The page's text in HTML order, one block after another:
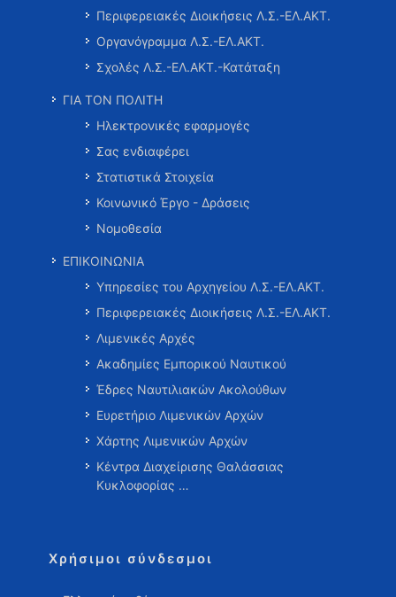
Περιφερειακές Διοικήσεις Λ.Σ.-ΕΛ.ΑΚΤ.
Οργανόγραμμα Λ.Σ.-ΕΛ.ΑΚΤ.
Σχολές Λ.Σ.-ΕΛ.ΑΚΤ.-Κατάταξη
ΓΙΑ ΤΟΝ ΠΟΛΙΤΗ
Ηλεκτρονικές εφαρμογές
Σας ενδιαφέρει
Στατιστικά Στοιχεία
Κοινωνικό Έργο - Δράσεις
Νομοθεσία
ΕΠΙΚΟΙΝΩΝΙΑ
Υπηρεσίες του Αρχηγείου Λ.Σ.-ΕΛ.ΑΚΤ.
Περιφερειακές Διοικήσεις Λ.Σ.-ΕΛ.ΑΚΤ.
Λιμενικές Αρχές
Ακαδημίες Εμπορικού Ναυτικού
Έδρες Ναυτιλιακών Ακολούθων
Ευρετήριο Λιμενικών Αρχών
Χάρτης Λιμενικών Αρχών
Κέντρα Διαχείρισης Θαλάσσιας
Κυκλοφορίας …
Χρήσιμοι σύνδεσμοι